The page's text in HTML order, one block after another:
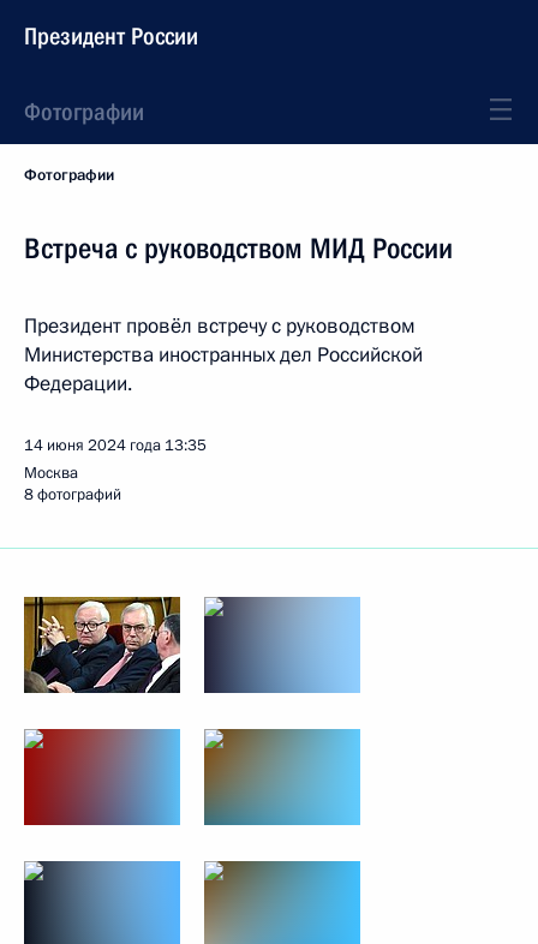
Президент России
Фотографии
Фотографии
Встреча с руководством МИД России
Президент провёл встречу с руководством
Министерства иностранных дел Российской
Федерации.
14 июня 2024 года 13:35
Москва
8 фотографий